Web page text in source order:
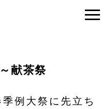
献茶祭
例大祭に先立ち